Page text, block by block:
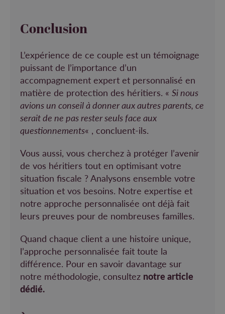
Conclusion
L’expérience de ce couple est un témoignage
puissant de l’importance d’un
accompagnement expert et personnalisé en
matière de protection des héritiers. « Si nous
avions un conseil à donner aux autres parents, ce
serait de ne pas rester seuls face aux
questionnements« , concluent-ils.
Vous aussi, vous cherchez à protéger l’avenir
de vos héritiers tout en optimisant votre
situation fiscale ? Analysons ensemble votre
situation et vos besoins. Notre expertise et
notre approche personnalisée ont déjà fait
leurs preuves pour de nombreuses familles.
Quand chaque client a une histoire unique,
l’approche personnalisée fait toute la
différence. Pour en savoir davantage sur
notre méthodologie, consultez notre article
dédié.